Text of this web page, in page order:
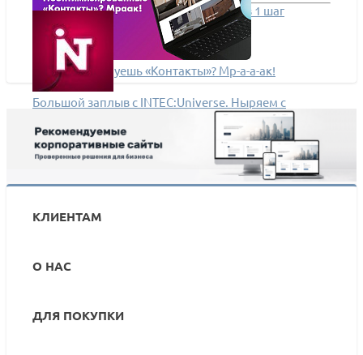
От ненависти до любви: как корзина в 1 шаг
увеличит ваши продажи
Не оптимизируешь «Контакты»? Мр-а-а-ак!
Большой заплыв с INTEC:Universe. Ныряем с
головой в кейс ватерпольного клуба ЮГРА
КЛИЕНТАМ
О НАС
ДЛЯ ПОКУПКИ